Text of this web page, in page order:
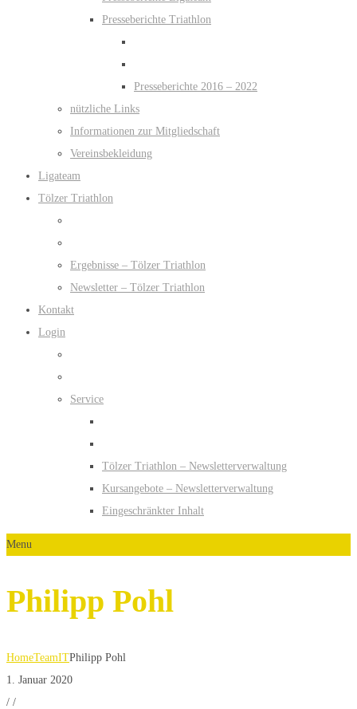
Presseberichte Triathlon
Presseberichte 2016 – 2022
nützliche Links
Informationen zur Mitgliedschaft
Vereinsbekleidung
Ligateam
Tölzer Triathlon
Ergebnisse – Tölzer Triathlon
Newsletter – Tölzer Triathlon
Kontakt
Login
Service
Tölzer Triathlon – Newsletterverwaltung
Kursangebote – Newsletterverwaltung
Eingeschränkter Inhalt
Menu
Philipp Pohl
HomeTeamITPhilipp Pohl
1. Januar 2020
/ /